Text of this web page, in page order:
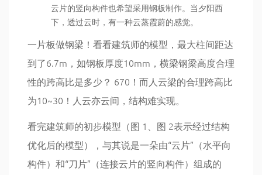
云片的竖向构件也希望采用钢板制作。当夕阳西
下，透过云时，有一种云蒸霞蔚的感觉。
一片板做钢梁！看看建筑师的模型，最大柱间距达
到了6.7m，如钢板厚度10mm，横梁钢梁高度合理
性的跨高比是多少？ 670！而人云梁的合理跨高比
为10~30！人云亦云间，结构难实现。
看完建筑师的初步模型（图 1、图 2表示经过结构
优化后的模型），与其说是一朵由“云片”（水平向
构件）和“刀片”（连接云片的竖向构件）组成的